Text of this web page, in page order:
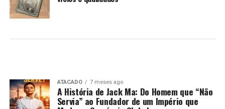
ATACADO 7 meses ago
A História de Jack Ma: Do Homem que “Não
Servia” ao Fundador de um Império que